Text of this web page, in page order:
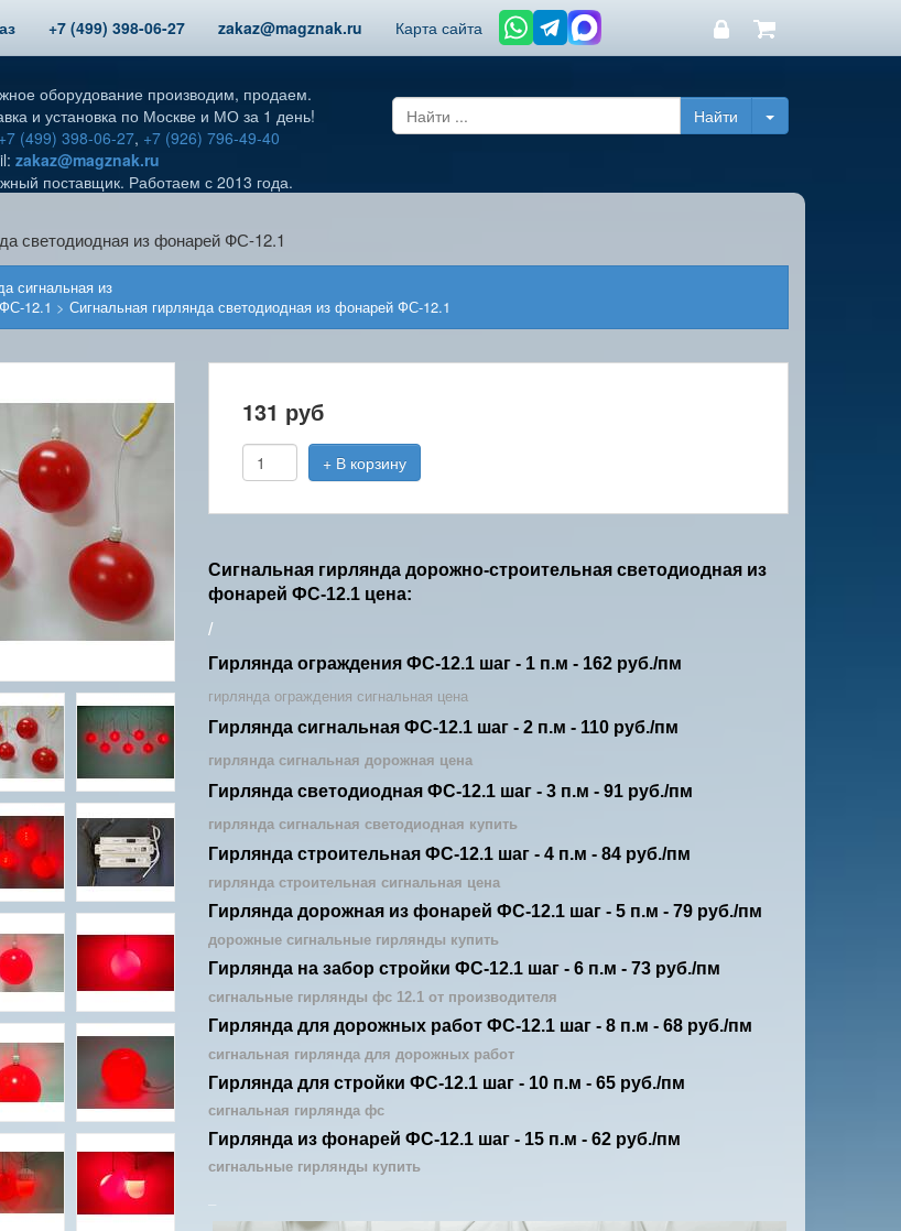
+7 (499) 398-06-27 zakaz@magznak.ru Карта сайта
оборудование производим, продаем.
и установка по Москве и МО за 1 день!
+7 (499) 398-06-27, +7 (926) 796-49-40
zakaz@magznak.ru
поставщик. Работаем с 2013 года.
светодиодная из фонарей ФС-12.1
сигнальная из
12.1 > Сигнальная гирлянда светодиодная из фонарей ФС-12.1
131 руб
+ В корзину
Сигнальная гирлянда дорожно-строительная светодиодная из
фонарей ФС-12.1 цена:
/
Гирлянда ограждения ФС-12.1 шаг - 1 п.м - 162 руб./пм
гирлянда ограждения сигнальная цена
Гирлянда сигнальная ФС-12.1 шаг - 2 п.м - 110 руб./пм
гирлянда сигнальная дорожная цена
Гирлянда светодиодная ФС-12.1 шаг - 3 п.м - 91 руб./пм
гирлянда сигнальная светодиодная купить
Гирлянда строительная ФС-12.1 шаг - 4 п.м - 84 руб./пм
гирлянда строительная сигнальная цена
Гирлянда дорожная из фонарей ФС-12.1 шаг - 5 п.м - 79 руб./пм
дорожные сигнальные гирлянды купить
Гирлянда на забор стройки ФС-12.1 шаг - 6 п.м - 73 руб./пм
сигнальные гирлянды фс 12.1 от производителя
Гирлянда для дорожных работ ФС-12.1 шаг - 8 п.м - 68 руб./пм
сигнальная гирлянда для дорожных работ
Гирлянда для стройки ФС-12.1 шаг - 10 п.м - 65 руб./пм
сигнальная гирлянда фс
Гирлянда из фонарей ФС-12.1 шаг - 15 п.м - 62 руб./пм
сигнальные гирлянды купить